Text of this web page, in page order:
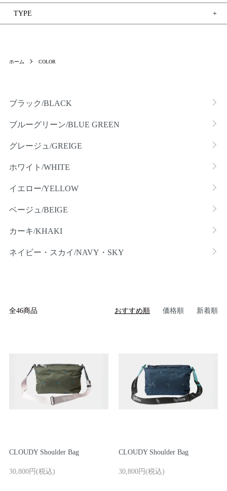
ログイン / 新規登録
買い物かご
ホーム COLOR
ブラック/BLACK
ブルーグリーン/BLUE GREEN
グレージュ/GREIGE
ホワイト/WHITE
イエロー/YELLOW
ベージュ/BEIGE
カーキ/KHAKI
ネイビー・スカイ/NAVY・SKY
全46商品 おすすめ順 価格順 新着順
CLOUDY Shoulder Bag
30,800円(税込)
CLOUDY Shoulder Bag
30,800円(税込)
TYPE